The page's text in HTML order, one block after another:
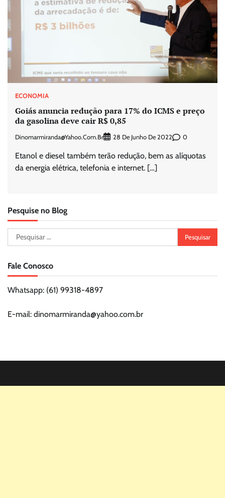
ECONOMIA
Goiás anuncia redução para 17% do ICMS e preço
da gasolina deve cair R$ 0,85
Dinomarmiranda@yahoo.com.br 28 De Junho De 2022 0
Etanol e diesel também terão redução, bem as alíquotas
da energia elétrica, telefonia e internet. […]
Pesquise no Blog
Pesquisar
por:
Fale Conosco
Whatsapp: (61) 99318-4897
E-mail: dinomarmiranda@yahoo.com.br